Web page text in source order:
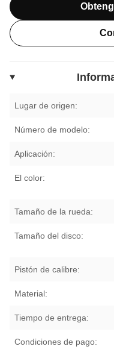
Lugar de origen:
Número de modelo:
Aplicación:
El color:
Tamaño de la rueda:
Tamaño del disco:
Pistón de calibre:
Material:
Tiempo de entrega:
Condiciones de pago: